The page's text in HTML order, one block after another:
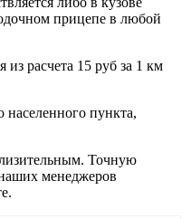
прицепе в любой
из расчета 15 руб за 1 км
населенного пункта,
Точную
менеджеров